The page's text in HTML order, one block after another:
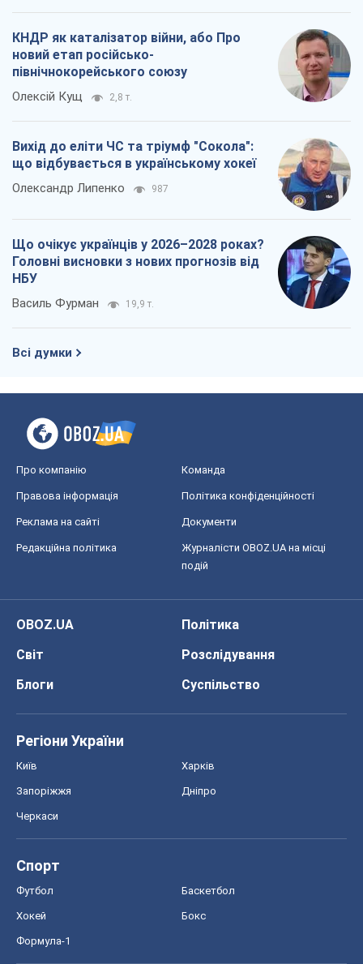
КНДР як каталізатор війни, або Про
новий етап російсько-
північнокорейського союзу
Олексій Кущ 2,8 т.
Вихід до еліти ЧС та тріумф "Сокола":
що відбувається в українському хокеї
Олександр Липенко 987
Що очікує українців у 2026–2028 роках?
Головні висновки з нових прогнозів від
НБУ
Василь Фурман 19,9 т.
Всі думки
Про компанію Команда
Правова інформація Політика конфіденційності
Реклама на сайті Документи
Редакційна політика
Журналісти OBOZ.UA на місці
подій
OBOZ.UA
Політика
Світ
Розслідування
Блоги
Суспільство
Регіони України
Київ Харків
Запоріжжя Дніпро
Черкаси
Спорт
Футбол Баскетбол
Хокей Бокс
Формула-1